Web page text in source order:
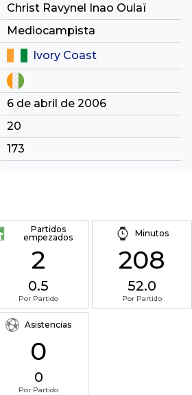
Christ Ravynel Inao Oulaï
Mediocampista
Ivory Coast
6 de abril de 2006
20
173
Partidos
empezados
2
0.5
Por Partido
Minutos
208
52.0
Por Partido
Asistencias
0
0
Por Partido